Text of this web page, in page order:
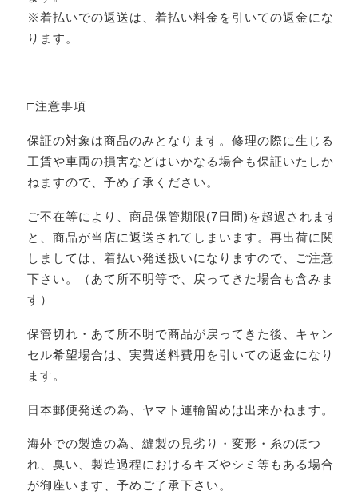
※着払いでの返送は、着払い料金を引いての返金にな
ります。
□注意事項
保証の対象は商品のみとなります。修理の際に生じる
工賃や車両の損害などはいかなる場合も保証いたしか
ねますので、予め了承ください。
ご不在等により、商品保管期限(7日間)を超過されます
と、商品が当店に返送されてしまいます。再出荷に関
しましては、着払い発送扱いになりますので、ご注意
下さい。（あて所不明等で、戻ってきた場合も含みま
す）
保管切れ・あて所不明で商品が戻ってきた後、キャン
セル希望場合は、実費送料費用を引いての返金になり
ます。
日本郵便発送の為、ヤマト運輸留めは出来かねます。
海外での製造の為、縫製の見劣り・変形・糸のほつ
れ、臭い、製造過程におけるキズやシミ等もある場合
が御座います、予めご了承下さい。